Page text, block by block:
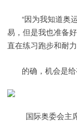
“因为我知道奥
易，但是我也准备
直在练习跑步和耐
的确，机会是给
国际奥委会主